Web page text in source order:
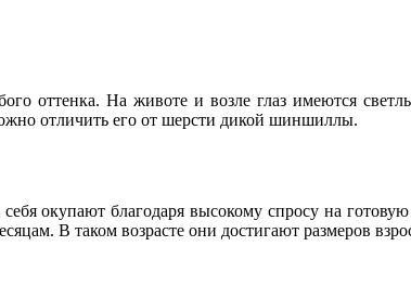
оттенка. На животе и возле глаз имеются
отличить его от шерсти дикой шиншиллы.
окупают благодаря высокому спросу на
В таком возрасте они достигают размеров